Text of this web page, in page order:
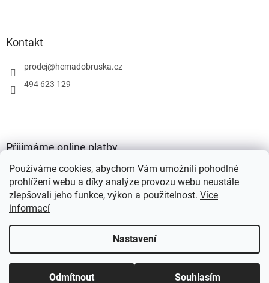
Používáme cookies, abychom Vám umožnili pohodlné
prohlížení webu a díky analýze provozu webu neustále
zlepšovali jeho funkce, výkon a použitelnost. Více
informací
Nastavení
Odmítnout Souhlasím
Kontakt
prodej@hemadobruska.cz
494 623 129
Přijímáme online platby
HEMA Dobruška s.r.o.
Upravit nastavení cookies